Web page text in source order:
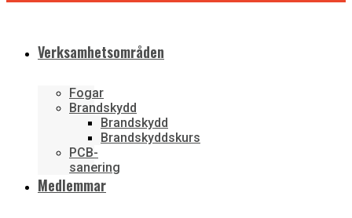
Verksamhetsområden
Fogar
Brandskydd
Brandskydd
Brandskyddskurs
PCB-
sanering
Medlemmar